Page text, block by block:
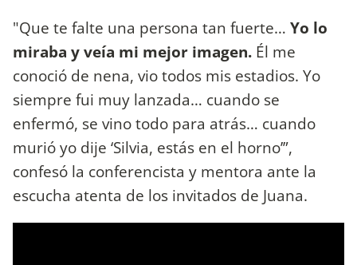
"Que te falte una persona tan fuerte… Yo lo
miraba y veía mi mejor imagen. Él me
conoció de nena, vio todos mis estadios. Yo
siempre fui muy lanzada… cuando se
enfermó, se vino todo para atrás… cuando
murió yo dije ‘Silvia, estás en el horno’”,
confesó la conferencista y mentora ante la
escucha atenta de los invitados de Juana.